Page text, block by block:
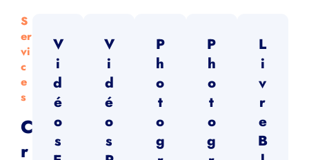
S
Er
Vi
C
E
S
C
R
V
I
D
É
O
S
V
I
D
É
O
S
P
H
O
T
O
G
P
H
O
T
O
G
L
I
V
R
E
B